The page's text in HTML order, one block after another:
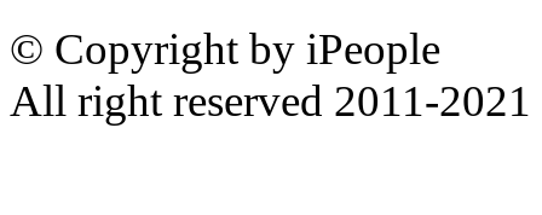
© Copyright by iPeople
All right reserved 2011-2021